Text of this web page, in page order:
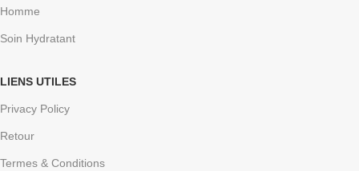
Homme
Soin Hydratant
LIENS UTILES
Privacy Policy
Retour
Termes & Conditions